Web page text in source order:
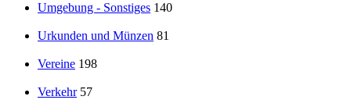
Umgebung - Sonstiges 140
Urkunden und Münzen 81
Vereine 198
Verkehr 57